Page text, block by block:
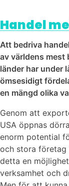
Handel
Att bedriva
av världens mest
länder har under
ömsesidigt
en mängd olika
Genom att
USA öppnas
enorm potential
och stora företag
detta en
verksamhet och